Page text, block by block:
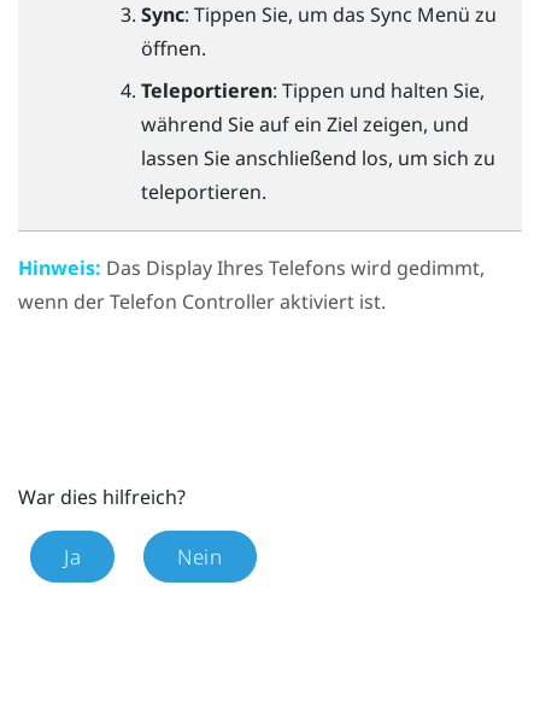
Sync: Tippen Sie, um das Sync Menü zu
öffnen.
Teleportieren: Tippen und halten Sie,
während Sie auf ein Ziel zeigen, und
lassen Sie anschließend los, um sich zu
teleportieren.
Hinweis: Das Display Ihres Telefons wird gedimmt,
wenn der Telefon Controller aktiviert ist.
War dies hilfreich?
Ja Nein